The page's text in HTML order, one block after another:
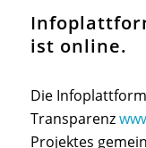
ist online.
Die
Transparenz
Projektes